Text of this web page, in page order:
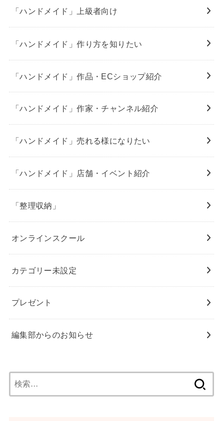
「ハンドメイド」上級者向け
「ハンドメイド」作り方を知りたい
「ハンドメイド」作品・ECショップ紹介
「ハンドメイド」作家・チャンネル紹介
「ハンドメイド」売れる様になりたい
「ハンドメイド」店舗・イベント紹介
「整理収納」
オンラインスクール
カテゴリー未設定
プレゼント
編集部からのお知らせ
索: